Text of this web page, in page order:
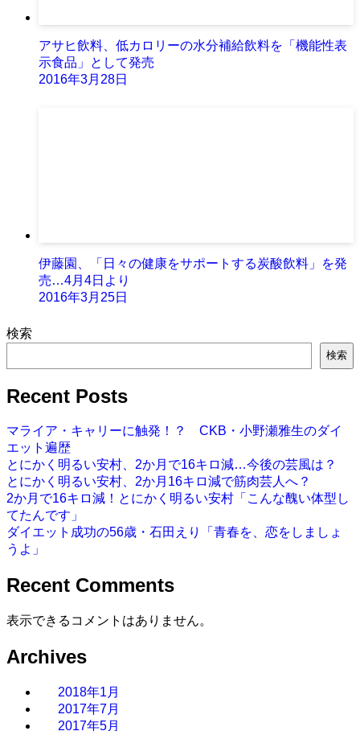
アサヒ飲料、低カロリーの水分補給飲料を「機能性表
示食品」として発売
2016年3月28日
伊藤園、「日々の健康をサポートする炭酸飲料」を発
売…4月4日より
2016年3月25日
検索
検索
Recent Posts
マライア・キャリーに触発！？ CKB・小野瀬雅生のダイ
エット遍歴
とにかく明るい安村、2か月で16キロ減…今後の芸風は？
とにかく明るい安村、2か月16キロ減で筋肉芸人へ？
2か月で16キロ減！とにかく明るい安村「こんな醜い体型し
てたんです」
ダイエット成功の56歳・石田えり「青春を、恋をしましょ
うよ」
Recent Comments
表示できるコメントはありません。
Archives
2018年1月
2017年7月
2017年5月